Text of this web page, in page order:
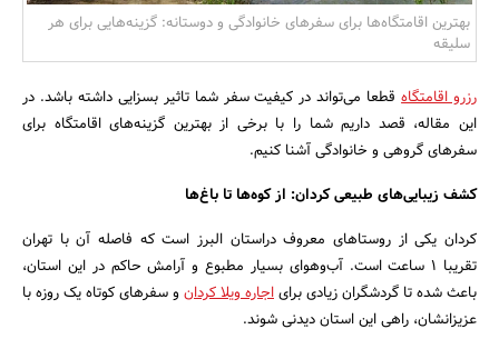
بهترین اقامتگاه‌ها برای سفرهای خانوادگی و دوستانه: گزینه‌هایی برای هر
سلیقه
رزرو اقامتگاهقطعا می‌تواند در کیفیت سفر شما تاثیر بسزایی داشته باشد. در
این مقاله، قصد داریم شما را با برخی از بهترین گزینه‌های اقامتگاه برای
سفرهای گروهی و خانوادگی آشنا کنیم.
کشف زیبایی‌های طبیعی کردان: از کوه‌ها تا باغ‌ها
کردان یکی از روستاهای معروف دراستان البرز است که فاصله آن با تهران
تقریبا ۱ ساعت است. آب‌وهوای بسیار مطبوع و آرامش حاکم در این استان،
باعث شده تا گردشگران زیادی برایاجاره ویلا کردانو سفرهای کوتاه یک روزه با
عزیزانشان، راهی این استان دیدنی شوند.